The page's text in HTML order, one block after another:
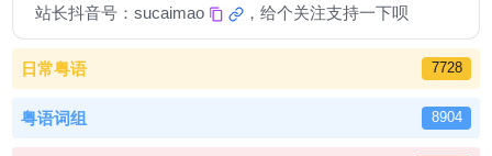
站长抖音号： sucaimao ，给个关注支持一下呗
日常粤语 7728
粤语词组 8904